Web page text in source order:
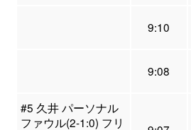
9:10
9:08
#5 久井 パーソナル
ファウル(2-1:0) フリ